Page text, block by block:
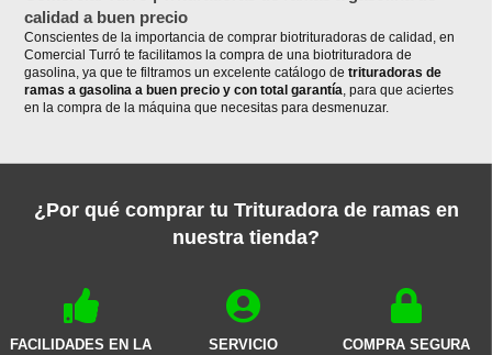
calidad a buen precio
Conscientes de la importancia de comprar biotrituradoras de calidad, en
Comercial Turró te facilitamos la compra de una biotrituradora de
gasolina, ya que te filtramos un excelente catálogo detrituradoras de
ramas a gasolina a buen precio y con total garantía, para que aciertes
en la compra de la máquina que necesitas para desmenuzar.
¿Por qué comprar tu Trituradora de ramas en
nuestra tienda?
FACILIDADES EN LA
SERVICIO
COMPRA SEGURA